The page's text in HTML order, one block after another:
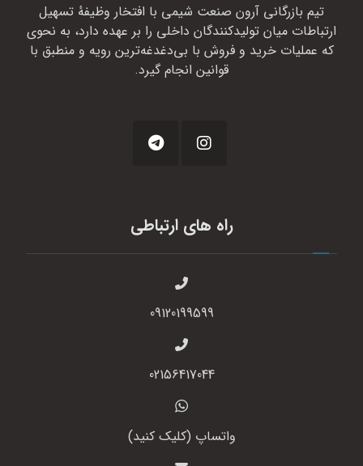
تیم بازرگانی آرون صنعت شیمی با افتخار وظیفهٔ تسهیل
ارتباطات میان تولیدکنندگان داخلی را بر عهده دارد، به نحوی
که عملیات خرید و فروش با بی‌دغدغه‌ترین رویه و منطبق با
قوانین انجام گیرد.
راه های ارتباطی
09120199599
02156417044
واتساپ (کلیک کنید)